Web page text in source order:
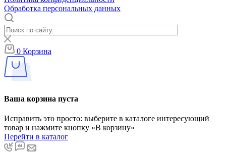
Обработка персональных данных
0 Корзина
Ваша корзина пуста
Исправить это просто: выберите в каталоге интересующий
товар и нажмите кнопку «В корзину»
Перейти в каталог